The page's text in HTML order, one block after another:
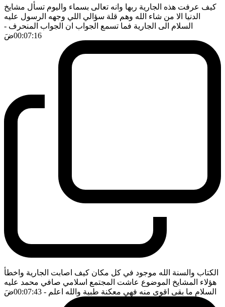
كيف عرفت هذه الجارية ربها وانه تعالى بسماء واليوم تسأل مشايخ
الدنيا الا من شاء الله وهم قلة سؤالي اللي وجهه الرسول عليه
السلام الى الجارية فما تسمع الجواب ان الجواب المنحرف -
00:07:16ضَ
الكتاب والسنة الله موجود في كل مكان كيف اصابت الجارية واخطأ
هؤلاء المشايخ الموضوع عاشت المجتمع اسلامي صافي محمد عليه
السلام ما بقى اقوى منه فهي معكنة طبية والله اعلم - 00:07:43 ضَ